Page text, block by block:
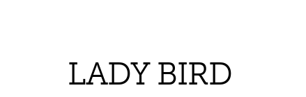
LADY BIRD